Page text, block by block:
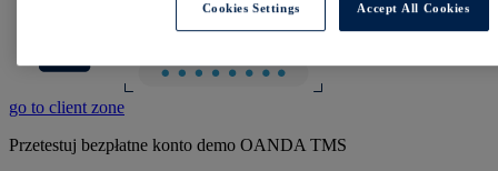
go to client zone
Przetestuj bezpłatne konto demo OANDA TMS
Cookies Settings Accept All Cookies